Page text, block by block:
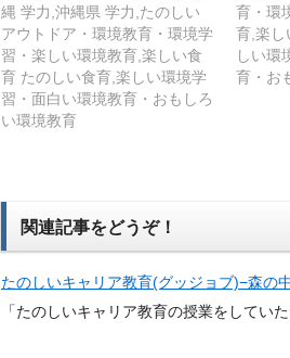
縄 学力,沖縄県 学力,たのしい
アウトドア・環境教育・環境学
習・楽しい環境教育,楽しい食
育 たのしい食育,楽しい環境学
習・面白い環境教育・おもしろ
い環境教育
育・環
育,楽し
しい環
育・お
関連記事をどうぞ！
たのしいキャリア教育(グッジョブ)−森の
「たのしいキャリア教育の授業をしてい